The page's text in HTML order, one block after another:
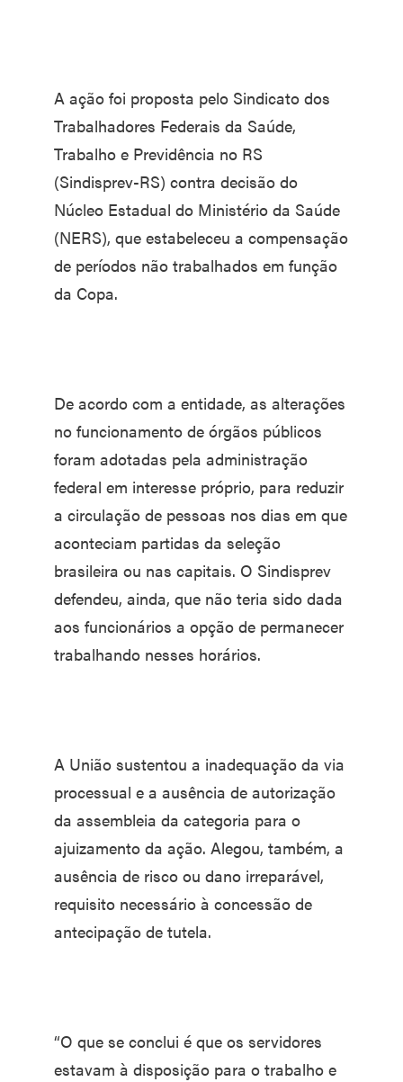
A ação foi proposta pelo Sindicato dos
Trabalhadores Federais da Saúde,
Trabalho e Previdência no RS
(Sindisprev-RS) contra decisão do
Núcleo Estadual do Ministério da Saúde
(NERS), que estabeleceu a compensação
de períodos não trabalhados em função
da Copa.
De acordo com a entidade, as alterações
no funcionamento de órgãos públicos
foram adotadas pela administração
federal em interesse próprio, para reduzir
a circulação de pessoas nos dias em que
aconteciam partidas da seleção
brasileira ou nas capitais. O Sindisprev
defendeu, ainda, que não teria sido dada
aos funcionários a opção de permanecer
trabalhando nesses horários.
A União sustentou a inadequação da via
processual e a ausência de autorização
da assembleia da categoria para o
ajuizamento da ação. Alegou, também, a
ausência de risco ou dano irreparável,
requisito necessário à concessão de
antecipação de tutela.
“O que se conclui é que os servidores
estavam à disposição para o trabalho e